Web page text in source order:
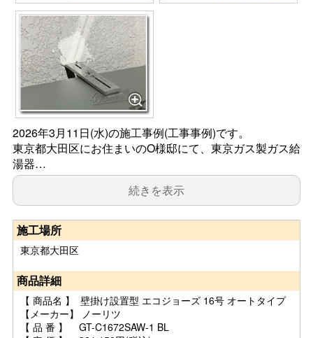
2026年3月11日(水)の施工事例(工事事例)です。
東京都大田区にお住まいのO様邸にて、東京ガス製ガス給
湯器…
続きを表示
施工場所
東京都大田区
商品詳細
【 商品名 】 壁掛け設置型 エコジョーズ 16号 オートタイプ
【メーカー】 ノーリツ
【 品 番 】 GT-C1672SAW-1 BL